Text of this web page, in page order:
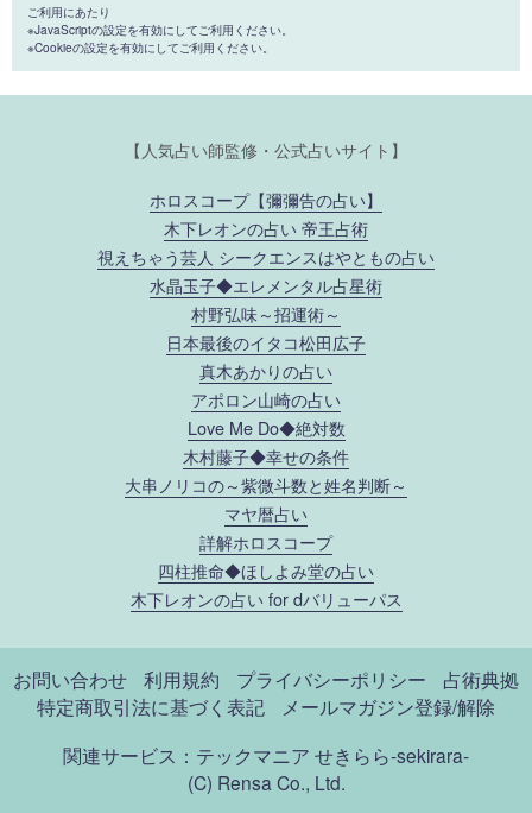
ご利用にあたり
※JavaScriptの設定を有効にしてご利用ください。
※Cookieの設定を有効にしてご利用ください。
【人気占い師監修・公式占いサイト】
ホロスコープ【彌彌告の占い】
木下レオンの占い 帝王占術
視えちゃう芸人 シークエンスはやともの占い
水晶玉子◆エレメンタル占星術
村野弘味～招運術～
日本最後のイタコ松田広子
真木あかりの占い
アポロン山崎の占い
Love Me Do◆絶対数
木村藤子◆幸せの条件
大串ノリコの～紫微斗数と姓名判断～
マヤ暦占い
詳解ホロスコープ
四柱推命◆ほしよみ堂の占い
木下レオンの占い for dバリューパス
お問い合わせ 利用規約 プライバシーポリシー
占術典拠
特定商取引法に基づく表記
メールマガジン登録/解除
関連サービス：テックマニア せきらら-sekirara-
(C) Rensa Co., Ltd.